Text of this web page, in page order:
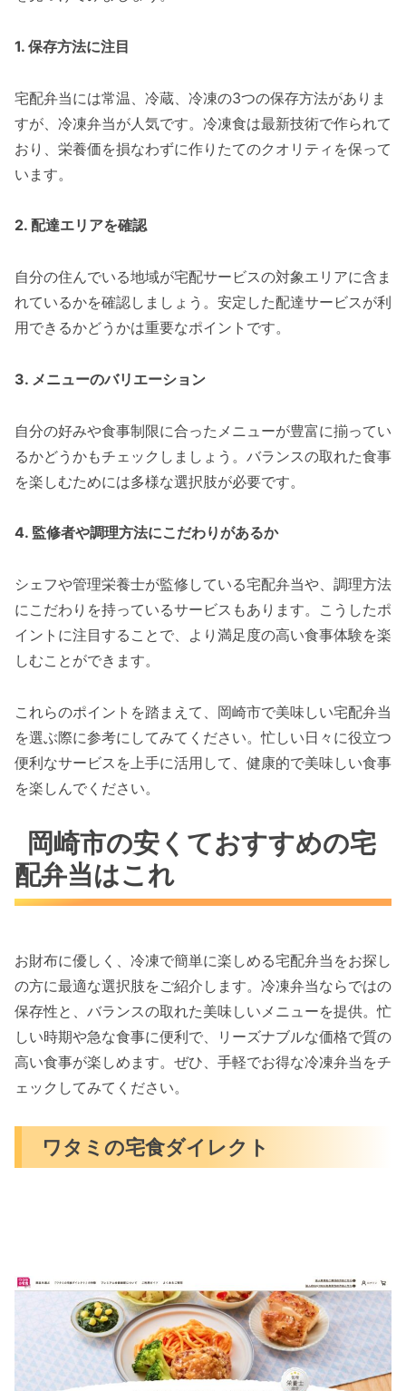
1. 保存方法に注目
宅配弁当には常温、冷蔵、冷凍の3つの保存方法がありま
すが、冷凍弁当が人気です。冷凍食は最新技術で作られて
おり、栄養価を損なわずに作りたてのクオリティを保って
います。
2. 配達エリアを確認
自分の住んでいる地域が宅配サービスの対象エリアに含ま
れているかを確認しましょう。安定した配達サービスが利
用できるかどうかは重要なポイントです。
3. メニューのバリエーション
自分の好みや食事制限に合ったメニューが豊富に揃ってい
るかどうかもチェックしましょう。バランスの取れた食事
を楽しむためには多様な選択肢が必要です。
4. 監修者や調理方法にこだわりがあるか
シェフや管理栄養士が監修している宅配弁当や、調理方法
にこだわりを持っているサービスもあります。こうしたポ
イントに注目することで、より満足度の高い食事体験を楽
しむことができます。
これらのポイントを踏まえて、岡崎市で美味しい宅配弁当
を選ぶ際に参考にしてみてください。忙しい日々に役立つ
便利なサービスを上手に活用して、健康的で美味しい食事
を楽しんでください。
岡崎市の安くておすすめの宅
配弁当はこれ
お財布に優しく、冷凍で簡単に楽しめる宅配弁当をお探し
の方に最適な選択肢をご紹介します。冷凍弁当ならではの
保存性と、バランスの取れた美味しいメニューを提供。忙
しい時期や急な食事に便利で、リーズナブルな価格で質の
高い食事が楽しめます。ぜひ、手軽でお得な冷凍弁当をチ
ェックしてみてください。
ワタミの宅食ダイレクト